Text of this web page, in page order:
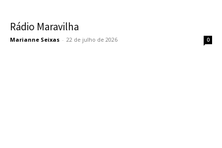
Rádio Maravilha
Marianne Seixas - 22 de julho de 2026 0